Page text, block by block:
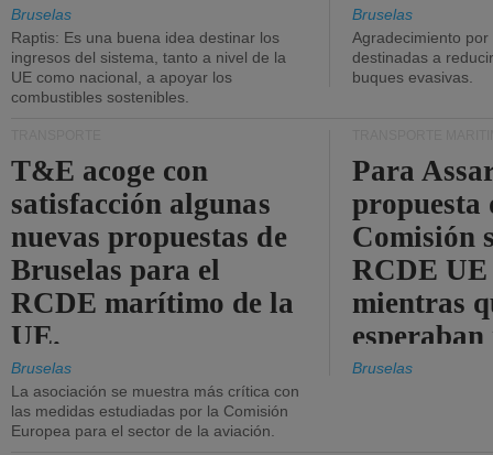
Bruselas
Raptis: Es una buena idea destinar los
ingresos del sistema, tanto a nivel de la
UE como nacional, a apoyar los
combustibles sostenibles.
Bruselas
Agradecimiento
destinadas a
buques evasivas.
T&E acoge con
satisfacción algunas
nuevas propuestas de
Bruselas para el
RCDE marítimo de la
UE.
Bruselas
La asociación se muestra más crítica con
las medidas estudiadas por la Comisión
Europea para el sector de la aviación.
Para
propuesta
Comisión
RCDE
mientras
más
Bruselas